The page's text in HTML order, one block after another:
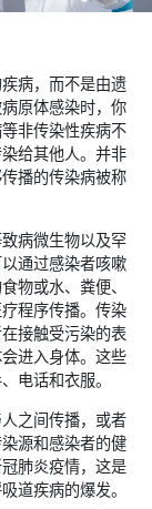
际患者
病，而不是由遗
原体感染时，你
非传染性疾病不
给其他人。并非
播的传染病被称
病微生物以及罕
通过感染者咳嗽
物或水、粪便、
程序传播。传染
接触受污染的表
进入身体。这些
电话和衣服。
之间传播，或者
源和感染者的健
肺炎疫情，这是
道疾病的爆发。